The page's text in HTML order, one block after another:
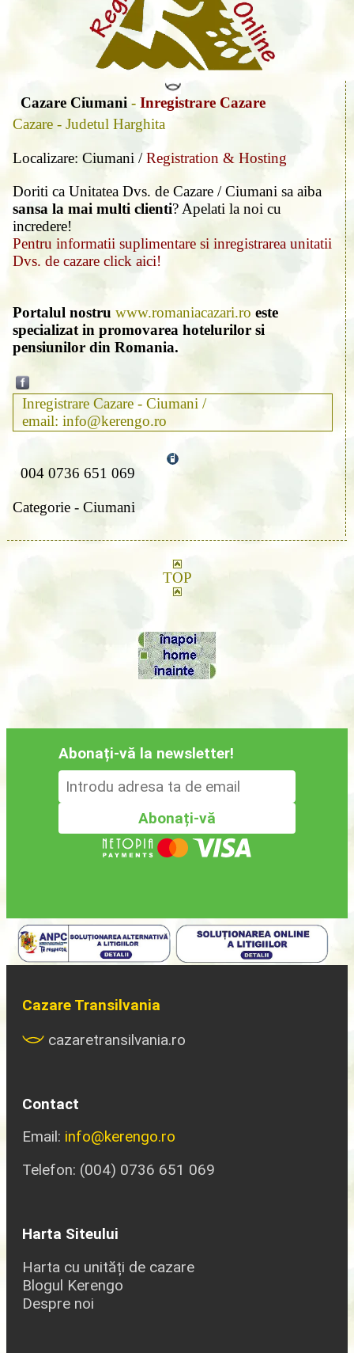
Cazare Ciumani - Inregistrare Cazare
Cazare - Judetul Harghita
Localizare: Ciumani /Registration & Hosting
Doriti ca Unitatea Dvs. de Cazare / Ciumani sa aiba
sansa la mai multi clienti? Apelati la noi cu
incredere!
Pentru informatii suplimentare si inregistrarea unitatii
Dvs. de cazare click aici!
Portalul nostru www.romaniacazari.ro este
specializat in promovarea hotelurilor si
pensiunilor din Romania.
Inregistrare Cazare - Ciumani /
email: info@kerengo.ro
004 0736 651 069
Categorie - Ciumani
TOP
Abonați-vă la newsletter!
Cazare Transilvania
cazaretransilvania.ro
Contact
Email: info@kerengo.ro
Telefon: (004) 0736 651 069
Harta Siteului
Harta cu unități de cazare
Blogul Kerengo
Despre noi